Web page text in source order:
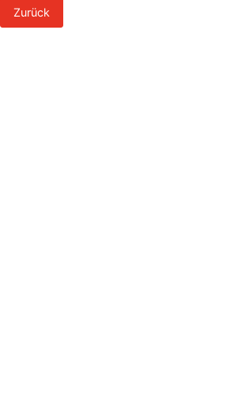
Zurück